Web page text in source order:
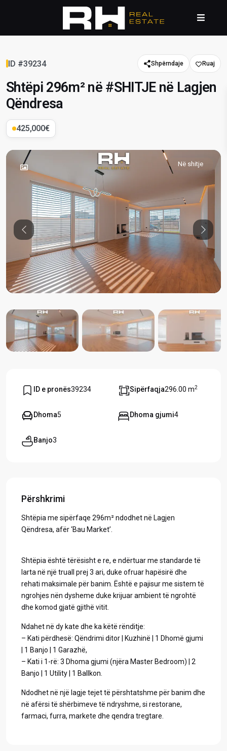
ID #39234 Shpërndaje
Shtëpi 296m² në #SHITJE në Lagjen
Qëndresa
425,000€
Në shitje
Previous
ID e pronës39234 Sipërfaqja296.00 m2
Dhoma5 Dhoma gjumi4
Banjo3
Përshkrimi
Shtëpia me sipërfaqe 296m² ndodhet në Lagjen
Qëndresa, afër ‘Bau Market’.
Shtëpia është tërësisht e re, e ndërtuar me standarde të
larta në një truall prej 3 ari, duke ofruar hapësirë dhe
rehati maksimale për banim. Është e pajisur me sistem të
ngrohjes nën dysheme duke krijuar ambient të ngrohtë
dhe komod gjatë gjithë vitit.
Ndahet në dy kate dhe ka këtë rënditje:
– Kati përdhesë: Qëndrimi ditor | Kuzhinë | 1 Dhomë gjumi
| 1 Banjo | 1 Garazhë,
– Kati i 1-rë: 3 Dhoma gjumi (njëra Master Bedroom) | 2
Banjo | 1 Utility | 1 Ballkon.
Ndodhet në një lagje tejet të përshtatshme për banim dhe
në afërsi të shërbimeve të ndryshme, si restorane,
farmaci, furra, markete dhe qendra tregtare.